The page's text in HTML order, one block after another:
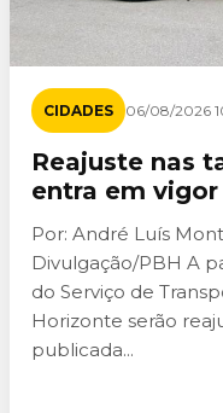
CIDADES 06/08/2026
Reajuste nas
entra em
Por: André Luís
Divulgação/PBH A
do Serviço de
Horizonte serão
publicada...